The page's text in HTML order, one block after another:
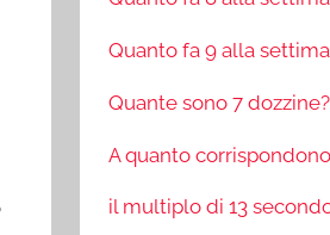
Quanto fa 9 alla
Quante sono 7 dozzine?
A quanto
il multiplo di 13